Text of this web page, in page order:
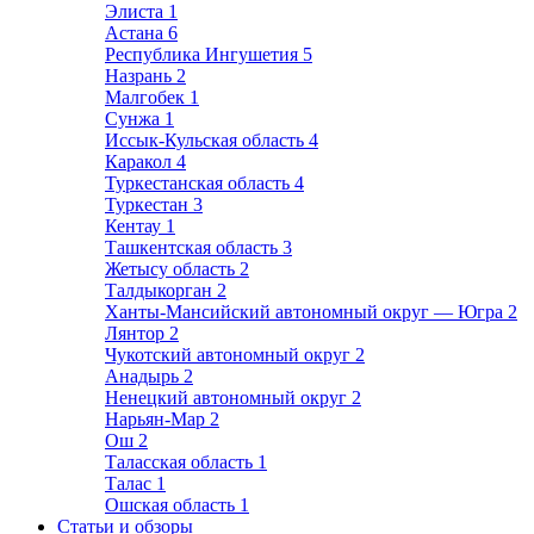
Элиста 1
Астана 6
Республика Ингушетия 5
Назрань 2
Малгобек 1
Сунжа 1
Иссык-Кульская область 4
Каракол 4
Туркестанская область 4
Туркестан 3
Кентау 1
Ташкентская область 3
Жетысу область 2
Талдыкорган 2
Ханты-Мансийский автономный округ — Югра 2
Лянтор 2
Чукотский автономный округ 2
Анадырь 2
Ненецкий автономный округ 2
Нарьян-Мар 2
Ош 2
Таласская область 1
Талас 1
Ошская область 1
Статьи и обзоры